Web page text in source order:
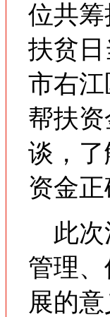
位共
扶贫
市右
帮扶
谈，
资金
此次
管理
展的意